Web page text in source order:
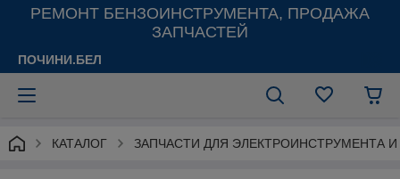
РЕМОНТ БЕНЗОИНСТРУМЕНТА, ПРОДАЖА
ЗАПЧАСТЕЙ
ПОЧИНИ.БЕЛ
КАТАЛОГ ЗАПЧАСТИ ДЛЯ ЭЛЕКТРОИНСТРУМЕНТА